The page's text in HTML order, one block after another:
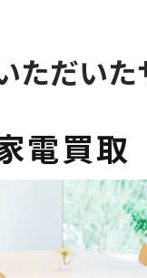
ただい
電買取